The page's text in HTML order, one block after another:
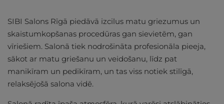
SIBI Salons Rīgā piedāvā izcilus matu griezumus un
skaistumkopšanas procedūras gan sievietēm, gan
vīriešiem. Salonā tiek nodrošināta profesionāla pieeja,
sākot ar matu griešanu un veidošanu, līdz pat
manikīram un pedikīram, un tas viss notiek stilīgā,
relaksējošā salona vidē.